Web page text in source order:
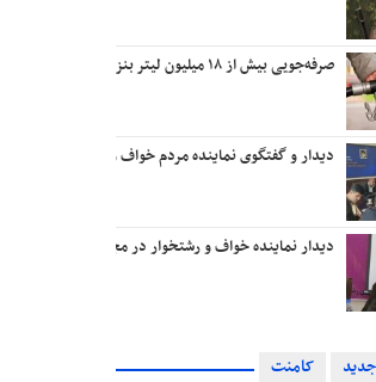
صرفه‌جویی بیش از ۱۸ میلیون لیتر بنزین در منطقه تربت‌حیدریه￼
دیدار و گفتگوی نماینده مردم خواف و رشتخوار در مجلس
دیدار نماینده خواف و رشتخوار در مجلس با وزیر
جدید کامنت